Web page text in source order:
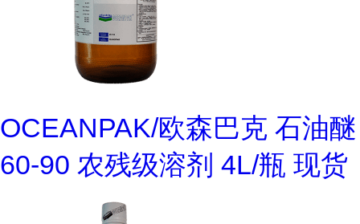
OCEANPAK/欧森巴克 石油醚
60-90 农残级溶剂 4L/瓶 现货